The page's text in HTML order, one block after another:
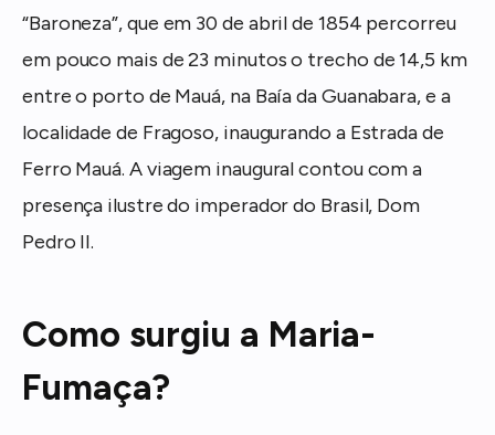
“Baroneza”, que em 30 de abril de 1854 percorreu
em pouco mais de 23 minutos o trecho de 14,5 km
entre o porto de Mauá, na Baía da Guanabara, e a
localidade de Fragoso, inaugurando a Estrada de
Ferro Mauá. A viagem inaugural contou com a
presença ilustre do imperador do Brasil, Dom
Pedro II.
Como surgiu a Maria-
Fumaça?